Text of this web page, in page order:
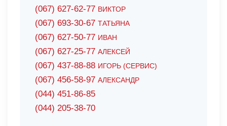
(067) 627-62-77 ВИКТОР
(067) 693-30-67 ТАТЬЯНА
(067) 627-50-77 ИВАН
(067) 627-25-77 АЛЕКСЕЙ
(067) 437-88-88 ИГОРЬ (СЕРВИС)
(067) 456-58-97 АЛЕКСАНДР
(044) 451-86-85
(044) 205-38-70